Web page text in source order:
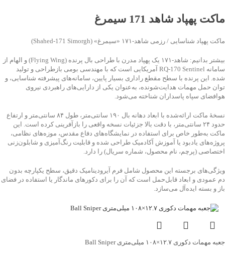
ماکت پهپاد شاهد 171 سیمرغ
ماکت پهپاد شناسایی / رزمی شاهد‑۱۷۱ «سیمرغ» (Shahed‑171 Simorgh)
بیشتر بدانیم: شاهد‑۱۷۱ یک پهپاد مدرن با طراحی بال پرنده (Flying Wing) و الهام از
سامانه RQ‑170 Sentinel آمریکایی است که با مهندسی بومی بازطراحی و تولید
شده. این پرنده با سطح مقطع راداری بسیار پایین، سامانه‌های پیشرفته شناسایی، و
توان حمل مهمات هدایت‌شونده، به‌عنوان یکی از دارایی‌های راهبردی نیروی
هوافضای سپاه پاسداران شناخته می‌شود.
نسخهٔ ماکت ارائه‌شده با ابعاد دهانه بال ۱۹۰ سانتی‌متر، طول ۸۴ سانتی‌متر و ارتفاع
حدود ۲۴ سانتی‌متر، با دقت بالا جزئیات نسخه واقعی را بازآفرینی کرده است. این
ماکت به‌طور خاص برای استفاده در نمایشگاه‌های دفاع مقدس، موزه‌های نظامی،
پروژه‌های یادبود یا آموزش آکادمیک طراحی شده و قابلیت رنگ‌آمیزی و شابلون‌زنی
اختصاصی (پرچم، نام محصول، شماره سریال) را دارد.
ویژگی‌های برجسته این محصول شامل فرم آیرودینامیک دقیق، سطح یکپارچه بدون
دم عمودی و ابعاد قابل‌حمل است که آن را برای دکورهای ماندگار یا استفاده در فضای
باز و بسته ایده‌آل می‌سازد.
جعبه مهمات دکوری ۱۲.۷×۱۰۸ میلی‌متری Ball Sniper